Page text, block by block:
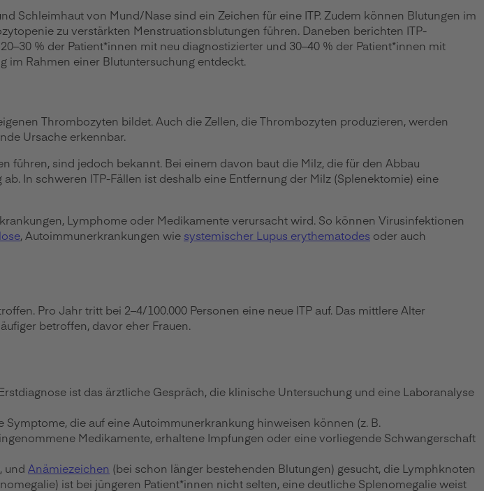
Schleimhaut von Mund/Nase sind ein Zeichen für eine ITP. Zudem können Blutungen im
zu verstärkten Menstruationsblutungen führen. Daneben berichten ITP-
20–30 % der Patient*innen mit neu diagnostizierter und 30–40 % der Patient*innen mit
im Rahmen einer Blutuntersuchung entdeckt.
Thrombozyten bildet. Auch die Zellen, die Thrombozyten produzieren, werden
Ursache erkennbar.
sind jedoch bekannt. Bei einem davon baut die Milz, die für den Abbau
In schweren ITP-Fällen ist deshalb eine Entfernung der Milz (Splenektomie) eine
Lymphome oder Medikamente verursacht wird. So können Virusinfektionen
, Autoimmunerkrankungen wie systemischer Lupus erythematodes oder auch
Pro Jahr tritt bei 2–4/100.000 Personen eine neue ITP auf. Das mittlere Alter
betroffen, davor eher Frauen.
ist das ärztliche Gespräch, die klinische Untersuchung und eine Laboranalyse
die auf eine Autoimmunerkrankung hinweisen können (z. B.
Medikamente, erhaltene Impfungen oder eine vorliegende Schwangerschaft
und Anämiezeichen (bei schon länger bestehenden Blutungen) gesucht, die Lymphknoten
ist bei jüngeren Patient*innen nicht selten, eine deutliche Splenomegalie weist